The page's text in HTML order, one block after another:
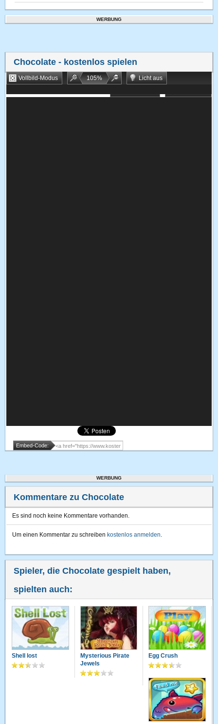
WERBUNG
Chocolate - kostenlos spielen
Vollbild-Modus 105%
Licht aus
Embed-Code:
WERBUNG
Kommentare zu Chocolate
Es sind noch keine Kommentare vorhanden.
Um einen Kommentar zu schreiben kostenlos anmelden.
Spieler, die Chocolate gespielt haben,
spielten auch:
Shell lost
Mysterious Pirate
Jewels
Egg Crush